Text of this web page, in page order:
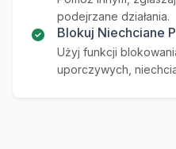
podejrzane działania.
Blokuj Niechciane
Użyj funkcji
uporczywych,